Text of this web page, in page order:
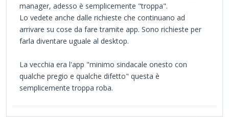
manager, adesso è semplicemente "troppa".
Lo vedete anche dalle richieste che continuano ad
arrivare su cose da fare tramite app. Sono richieste per
farla diventare uguale al desktop.
La vecchia era l'app "minimo sindacale onesto con
qualche pregio e qualche difetto" questa è
semplicemente troppa roba.